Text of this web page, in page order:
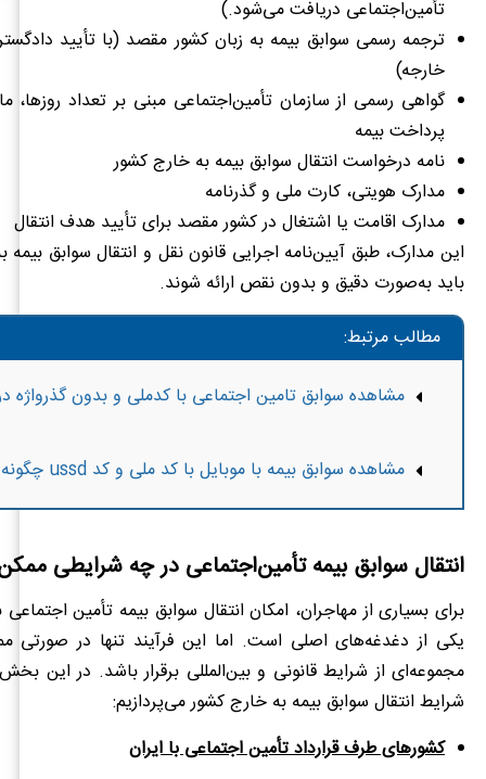
تأمین‌اجتماعی دریافت می‌شود.)
ترجمه رسمی سوابق بیمه به زبان کشور مقصد (با تأیید
خارجه)
گواهی رسمی از سازمان تأمین‌اجتماعی مبنی بر تعداد روزها،
پرداخت بیمه
نامه درخواست انتقال سوابق بیمه به خارج کشور
مدارک هویتی، کارت ملی و گذرنامه
مدارک اقامت یا اشتغال در کشور مقصد برای تأیید هدف انتقال
این مدارک، طبق آیین‌نامه اجرایی قانون نقل و انتقال سوابق بیمه
باید به‌صورت دقیق و بدون نقص ارائه شوند.
مطالب مرتبط:
مشاهده سوابق تامین اجتماعی با کدملی و بدون گذرواژه
مشاهده سوابق بیمه با موبایل با کد ملی و کد ussd چگونه است؟
انتقال سوابق بیمه تأمین‌اجتماعی در چه شرایطی
برای بسیاری از مهاجران، امکان انتقال سوابق بیمه تأمین
یکی از دغدغه‌های اصلی است. اما این فرآیند تنها در
مجموعه‌ای از شرایط قانونی و بین‌المللی برقرار باشد. در این
شرایط انتقال سوابق بیمه به خارج کشور می‌پردازیم:
کشورهای طرف قرارداد تأمین اجتماعی با ایران